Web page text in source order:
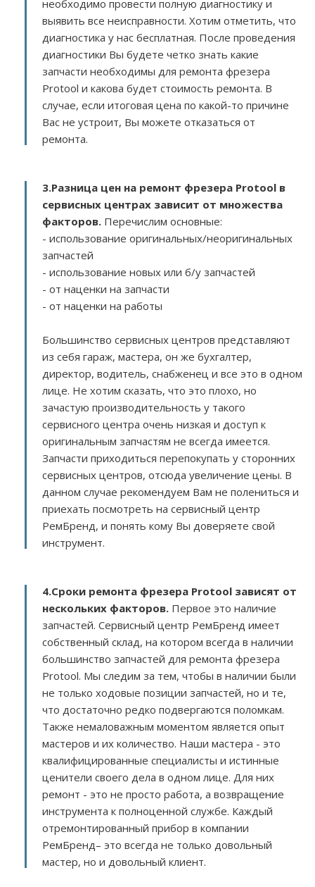
необходимо провести полную диагностику и
выявить все неисправности. Хотим отметить, что
диагностика у нас бесплатная. После проведения
диагностики Вы будете четко знать какие
запчасти необходимы для ремонта фрезера
Protool и какова будет стоимость ремонта. В
случае, если итоговая цена по какой-то причине
Вас не устроит, Вы можете отказаться от
ремонта.
3.Разница цен на ремонт фрезера Protool в
сервисных центрах зависит от множества
факторов. Перечислим основные:
- использование оригинальных/неоригинальных
запчастей
- использование новых или б/у запчастей
- от наценки на запчасти
- от наценки на работы
Большинство сервисных центров представляют
из себя гараж, мастера, он же бухгалтер,
директор, водитель, снабженец и все это в одном
лице. Не хотим сказать, что это плохо, но
зачастую производительность у такого
сервисного центра очень низкая и доступ к
оригинальным запчастям не всегда имеется.
Запчасти приходиться перепокупать у сторонних
сервисных центров, отсюда увеличение цены. В
данном случае рекомендуем Вам не полениться и
приехать посмотреть на сервисный центр
РемБренд, и понять кому Вы доверяете свой
инструмент.
4.Сроки ремонта фрезера Protool зависят от
нескольких факторов. Первое это наличие
запчастей. Сервисный центр РемБренд имеет
собственный склад, на котором всегда в наличии
большинство запчастей для ремонта фрезера
Protool. Мы следим за тем, чтобы в наличии были
не только ходовые позиции запчастей, но и те,
что достаточно редко подвергаются поломкам.
Также немаловажным моментом является опыт
мастеров и их количество. Наши мастера - это
квалифицированные специалисты и истинные
ценители своего дела в одном лице. Для них
ремонт - это не просто работа, а возвращение
инструмента к полноценной службе. Каждый
отремонтированный прибор в компании
РемБренд– это всегда не только довольный
мастер, но и довольный клиент.